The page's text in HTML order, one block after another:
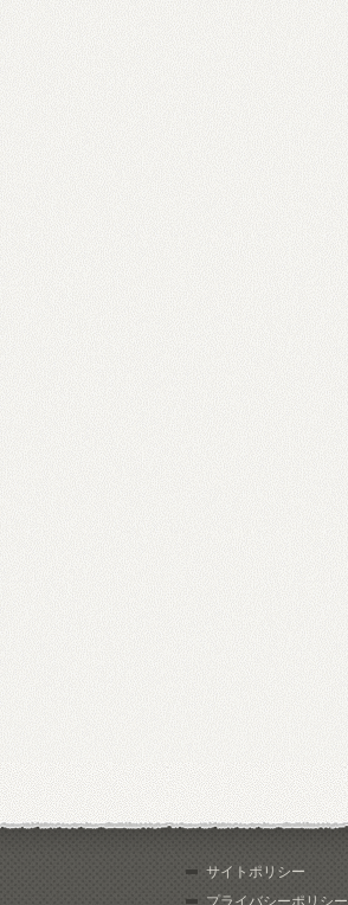
サイトポリシー
プライバシーポリシー